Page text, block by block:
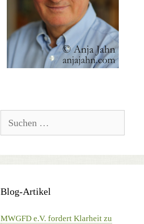
nach:
Blog-Artikel
MWGFD e.V. fordert Klarheit zu